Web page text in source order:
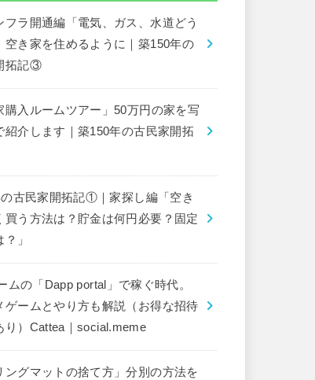
フラ開通編「電気、ガス、水道どう
空き家を住めるように｜築150年の
拓記③
購入ルームツアー」50万円の家を写
紹介します｜築150年の古民家開拓
古民家開拓記①｜家探し編「空き
買う方法は？貯金は何円必要？固定
」
ムの「Dapp portal」で稼ぐ時代。
ゲームとやり方も解説（お得な招待
り）Cattea｜social.meme
ングマットの捨て方」分別の方法を